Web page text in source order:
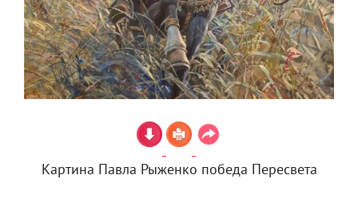
Картина Павла Рыженко победа Пересвета